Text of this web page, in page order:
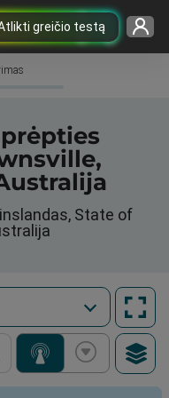
greičio testą
State of